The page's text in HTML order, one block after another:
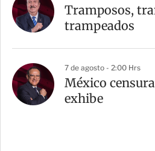
Tramposos,
trampeados
7 de agosto - 2:00 Hrs
México
exhibe